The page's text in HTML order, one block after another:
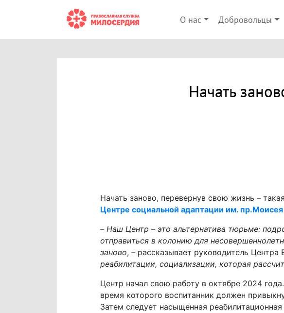
О нас Добровольцы
Начать
Начать заново, перевернув свою жизнь –
Центре социальной адаптации им.
– Наш Центр – это альтернатива тюрьме:
отправиться в колонию для
заново, – рассказывает руководитель Центра
реабилитации, социализации, которая
Центр начал свою работу в октябре 2024
время которого воспитанник должен
Затем следует насыщенная